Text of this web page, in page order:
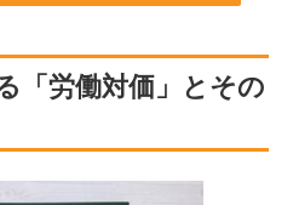
「労働対価」とその